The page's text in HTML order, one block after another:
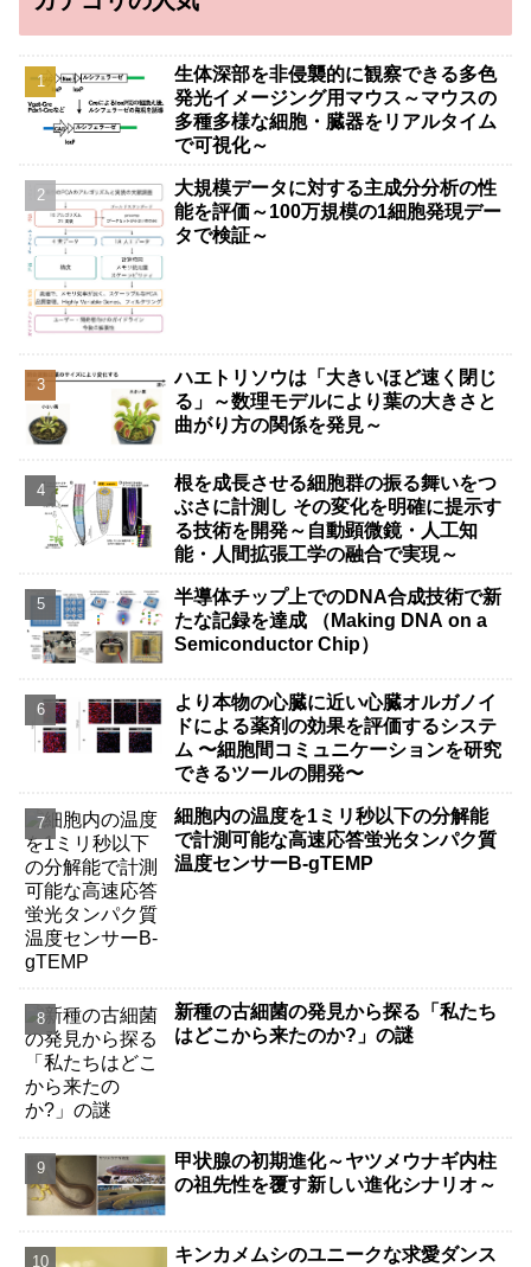
生体深部を非侵襲的に観察できる多色
発光イメージング用マウス～マウスの
多種多様な細胞・臓器をリアルタイム
で可視化～
大規模データに対する主成分分析の性
能を評価～100万規模の1細胞発現デー
タで検証～
ハエトリソウは「大きいほど速く閉じ
る」～数理モデルにより葉の大きさと
曲がり方の関係を発見～
根を成長させる細胞群の振る舞いをつ
ぶさに計測し その変化を明確に提示す
る技術を開発～自動顕微鏡・人工知
能・人間拡張工学の融合で実現～
半導体チップ上でのDNA合成技術で新
たな記録を達成 （Making DNA on a
Semiconductor Chip）
より本物の心臓に近い心臓オルガノイ
ドによる薬剤の効果を評価するシステ
ム 〜細胞間コミュニケーションを研究
できるツールの開発〜
細胞内の温度を1ミリ秒以下の分解能
で計測可能な高速応答蛍光タンパク質
温度センサーB-gTEMP
新種の古細菌の発見から探る「私たち
はどこから来たのか?」の謎
甲状腺の初期進化～ヤツメウナギ内柱
の祖先性を覆す新しい進化シナリオ～
キンカメムシのユニークな求愛ダンス